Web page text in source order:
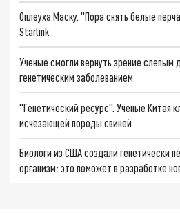
Оплеуха Маску. "Пора снять белые
Starlink
Ученые смогли вернуть зрение слепым
генетическим заболеванием
"Генетический ресурс". Ученые Китая
исчезающей породы свиней
Биологи из США создали генетически
организм: это поможет в разработке